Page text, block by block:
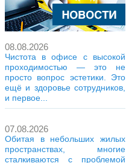
08.08.2026
Чистота в офисе с высокой
проходимостью — это не
просто вопрос эстетики. Это
ещё и здоровье сотрудников,
и первое...
07.08.2026
Обитая в небольших жилых
пространствах, многие
сталкиваются с проблемой